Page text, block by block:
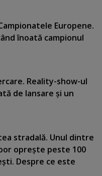
Europene.
înoată campionul
Reality-show-ul
de lansare şi un
stradală. Unul dintre
opreşte peste 100
Despre ce este